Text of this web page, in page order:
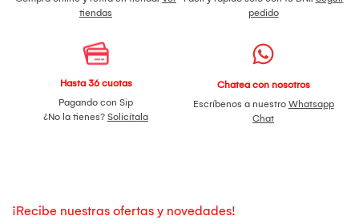
tiendas
pedido
Hasta 36 cuotas
Pagando con Sip
¿No la tienes? Solicítala
Chatea con nosotros
Escríbenos a nuestro Whatsapp
Chat
¡Recibe nuestras ofertas y novedades!